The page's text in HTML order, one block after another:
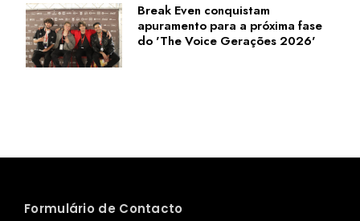
Break Even conquistam
apuramento para a próxima fase
do 'The Voice Gerações 2026'
Formulário de Contacto